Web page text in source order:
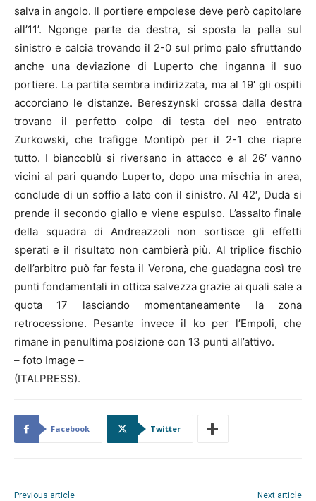
salva in angolo. Il portiere empolese deve però capitolare
all’11’. Ngonge parte da destra, si sposta la palla sul
sinistro e calcia trovando il 2-0 sul primo palo sfruttando
anche una deviazione di Luperto che inganna il suo
portiere. La partita sembra indirizzata, ma al 19′ gli ospiti
accorciano le distanze. Bereszynski crossa dalla destra
trovano il perfetto colpo di testa del neo entrato
Zurkowski, che trafigge Montipò per il 2-1 che riapre
tutto. I biancoblù si riversano in attacco e al 26′ vanno
vicini al pari quando Luperto, dopo una mischia in area,
conclude di un soffio a lato con il sinistro. Al 42′, Duda si
prende il secondo giallo e viene espulso. L’assalto finale
della squadra di Andreazzoli non sortisce gli effetti
sperati e il risultato non cambierà più. Al triplice fischio
dell’arbitro può far festa il Verona, che guadagna così tre
punti fondamentali in ottica salvezza grazie ai quali sale a
quota 17 lasciando momentaneamente la zona
retrocessione. Pesante invece il ko per l’Empoli, che
rimane in penultima posizione con 13 punti all’attivo.
– foto Image –
(ITALPRESS).
Facebook Twitter
Previous article Next article